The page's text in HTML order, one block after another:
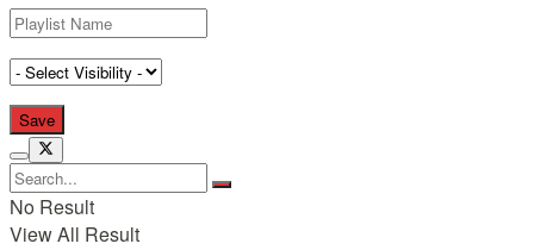
No Result
View All Result